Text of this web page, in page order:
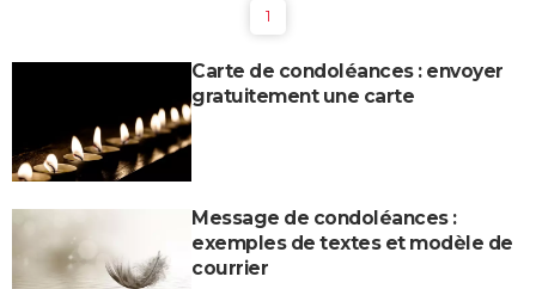
1
Carte de condoléances : envoyer
gratuitement une carte
Message de condoléances :
exemples de textes et modèle de
courrier